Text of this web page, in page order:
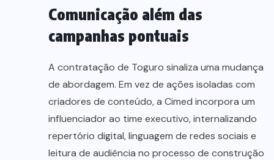
Comunicação além das
campanhas pontuais
A contratação de Toguro sinaliza uma mudança
de abordagem. Em vez de ações isoladas com
criadores de conteúdo, a Cimed incorpora um
influenciador ao time executivo, internalizando
repertório digital, linguagem de redes sociais e
leitura de audiência no processo de construção